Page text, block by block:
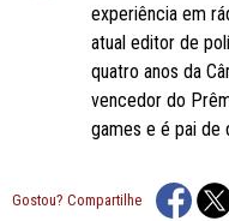
experiência em
atual editor de
quatro anos da
vencedor do
games e é pai de
Gostou? Compartilhe